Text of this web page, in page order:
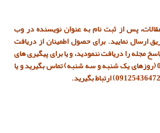
پس از ثبت نام به عنوان نویسنده در وب
ارسال نمایید. برای حصول اطمینان از دریافت
مجله را دریافت ننمودید، و یا برای پیگیری های
بعدی با شماره 88461210-021 (روزهای یک شنبه و سه شنبه) تماس بگیرید و یا